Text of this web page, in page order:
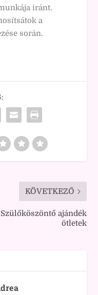
iránt.
a
során.
KÖVETKEZŐ
Szülőköszöntő ajándék
ötletek